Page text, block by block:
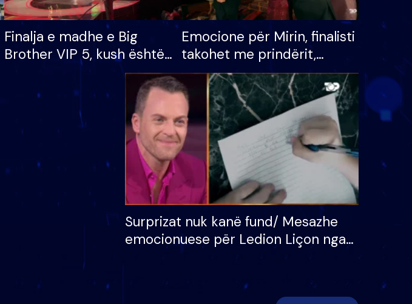
Finalja e madhe e Big
Brother VIP 5, kush është
banori i parë që lë shtëpinë
dhe humb mundësinë për
të fituar çmimin e madh
Emocione për Mirin, finalisti
takohet me prindërit,
vajzën dhe bashkëshorten:
S’kemi ndonjë letër divorci
apo jo?
Surprizat nuk kanë fund/ Mesazhe
emocionuese për Ledion Liçon nga
nëna dhe fëmijët e tij, moderatori